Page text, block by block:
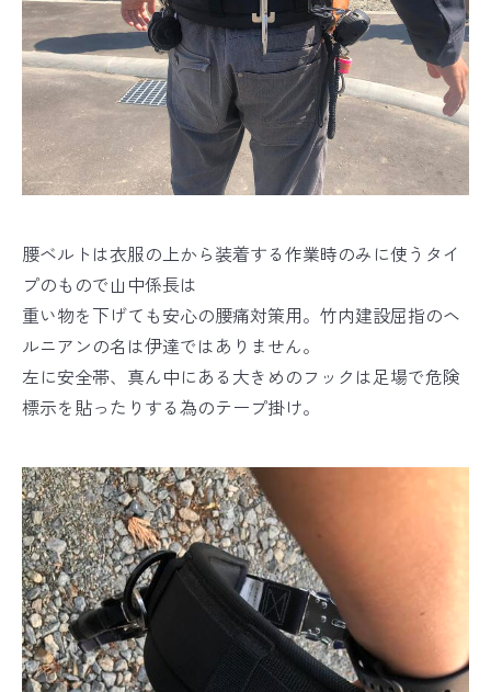
腰ベルトは衣服の上から装着する作業時のみに使うタイ
プのもので山中係長は
重い物を下げても安心の腰痛対策用。竹内建設屈指のヘ
ルニアンの名は伊達ではありません。
左に安全帯、真ん中にある大きめのフックは足場で危険
標示を貼ったりする為のテープ掛け。